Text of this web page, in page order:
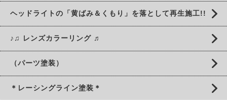
ヘッドライトの「黄ばみ＆くもり」を落として再生施工!!
♪♫ レンズカラーリング ♬
（パーツ塗装）
＊レーシングライン塗装＊